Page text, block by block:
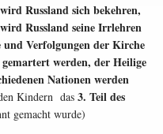
Russland sich bekehren,
Russland seine Irrlehren
Verfolgungen der Kirche
werden, der Heilige
Nationen werden
Kindern das 3. Teil des
gemacht wurde)